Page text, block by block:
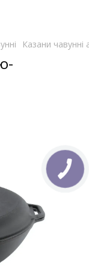
Казани чавунні